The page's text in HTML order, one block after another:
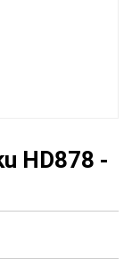
HD878 -